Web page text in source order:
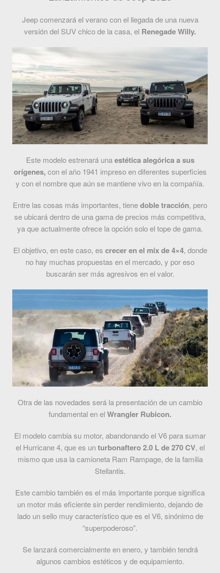
Jeep comenzará el verano con el llegada de una nueva
versión del SUV chico de la casa, el Renegade Willy.
Este modelo estrenará unaestética alegórica a sus
orígenes, con el año 1941 impreso en diferentes superficies
y con el nombre que aún se mantiene vivo en la compañía.
Entre las cosas más importantes, tienedoble tracción, pero
se ubicará dentro de una gama de precios más competitiva,
ya que actualmente ofrece la opción solo el tope de gama.
El objetivo, en este caso, es crecer en el mix de 4×4, donde
no hay muchas propuestas en el mercado, y por eso
buscarán ser más agresivos en el valor.
Otra de las novedades será la presentación de un cambio
fundamental en elWrangler Rubicon.
El modelo cambia su motor, abandonando el V6 para sumar
el Hurricane 4, que es unturbonaftero 2.0 L de 270 CV, el
mismo que usa la camioneta Ram Rampage, de la familia
Stellantis.
Este cambio también es el más importante porque significa
un motor más eficiente sin perder rendimiento, dejando de
lado un sello muy característico que es el V6, sinónimo de
“superpoderoso”.
Se lanzará comercialmente en enero, y también tendrá
algunos cambios estéticos y de equipamiento.